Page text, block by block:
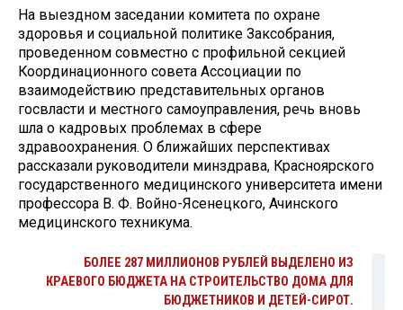
На выездном заседании комитета по охране
здоровья и социальной политике Заксобрания,
проведенном совместно с профильной секцией
Координационного совета Ассоциации по
взаимодействию представительных органов
госвласти и местного самоуправления, речь вновь
шла о кадровых проблемах в сфере
здравоохранения. О ближайших перспективах
рассказали руководители минздрава, Красноярского
государственного медицинского университета имени
профессора В. Ф. Войно-Ясенецкого, Ачинского
медицинского техникума.
БОЛЕЕ 287 МИЛЛИОНОВ РУБЛЕЙ ВЫДЕЛЕНО ИЗ
КРАЕВОГО БЮДЖЕТА НА СТРОИТЕЛЬСТВО ДОМА ДЛЯ
БЮДЖЕТНИКОВ И ДЕТЕЙ-­СИРОТ.